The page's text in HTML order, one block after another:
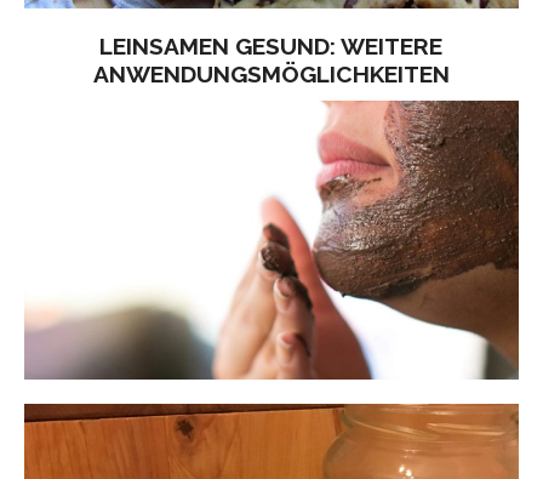
LEINSAMEN GESUND: WEITERE
ANWENDUNGSMÖGLICHKEITEN